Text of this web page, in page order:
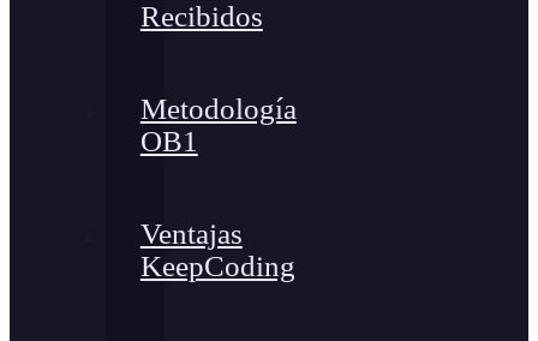
Recibidos
Metodología
OB1
Ventajas
KeepCoding